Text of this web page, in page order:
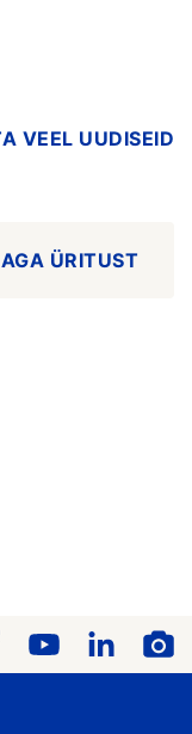
ÜRITUST
VEEL UUDISEID